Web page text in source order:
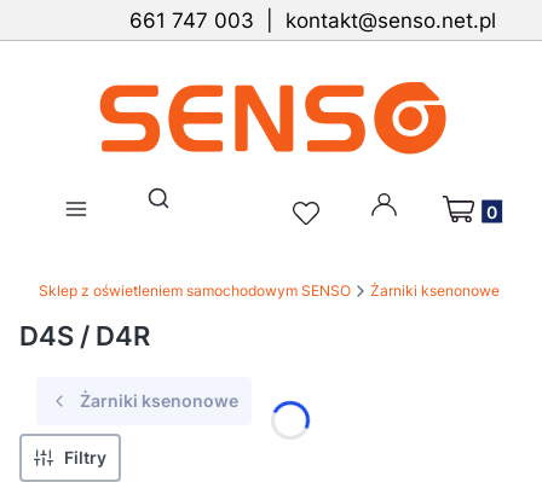
661 747 003 | kontakt@senso.net.pl
Otwórz wyszukiwarkę Produkty w
Sklep z oświetleniem samochodowym SENSO Żarniki ksenonowe
D4S / D4R
Żarniki ksenonowe
Filtry